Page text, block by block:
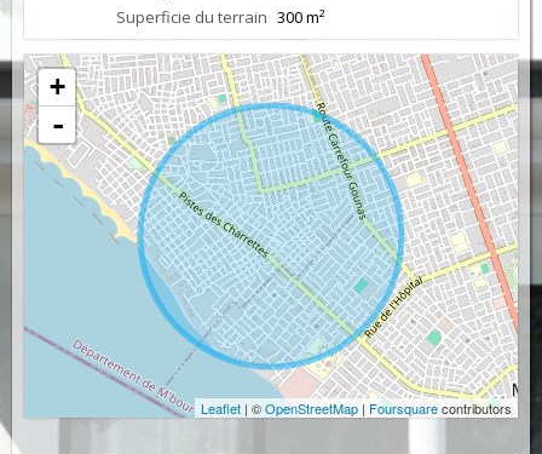
Superficie du terrain 300 m²
+
-
Leaflet | ©OpenStreetMap | Foursquarecontributors